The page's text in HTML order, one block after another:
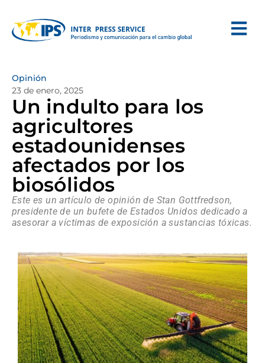
Opinión
23 de enero, 2025
Un indulto para los
agricultores
estadounidenses
afectados por los
biosólidos
Este es un artículo de opinión de Stan Gottfredson,
presidente de un bufete de Estados Unidos dedicado a
asesorar a víctimas de exposición a sustancias tóxicas.